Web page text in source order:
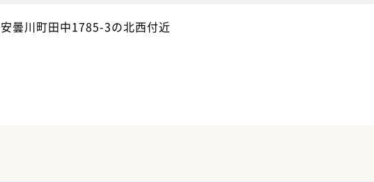
安曇川町田中1785-3の北西付近